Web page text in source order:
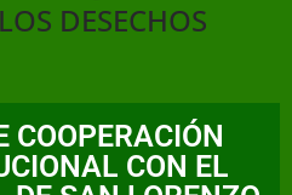
DESECHOS
COOPERACIÓN
CON EL